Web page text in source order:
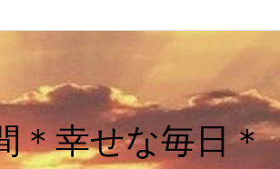
＊幸せな毎日＊